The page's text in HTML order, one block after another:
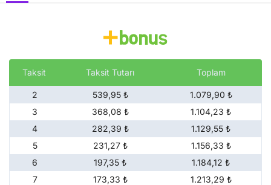
Taksit Taksit Tutarı Toplam
2 539,95 ₺
1.079,90 ₺
3
368,08 ₺
1.104,23 ₺
4
282,39 ₺
1.129,55 ₺
5
231,27 ₺
1.156,33 ₺
6
197,35 ₺
1.184,12 ₺
7
173,33 ₺
1.213,29 ₺